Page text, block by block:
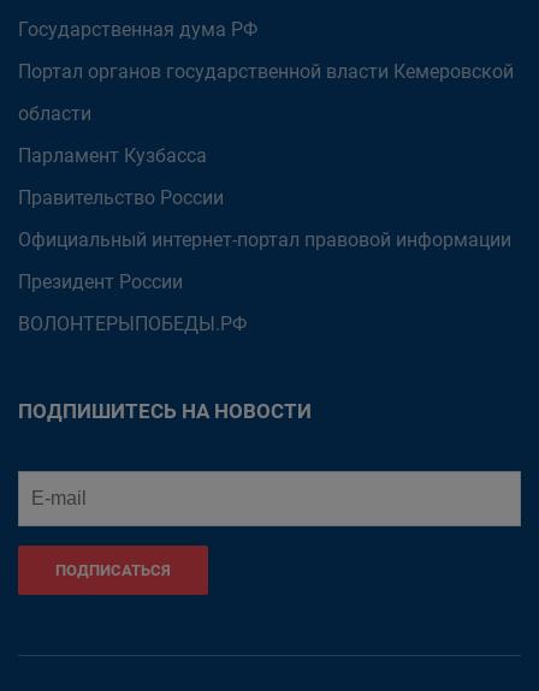
Государственная дума РФ
Портал органов государственной власти Кемеровской
области
Парламент Кузбасса
Правительство России
Официальный интернет-портал правовой информации
Президент России
ВОЛОНТЕРЫПОБЕДЫ.РФ
ПОДПИШИТЕСЬ НА НОВОСТИ
ПОДПИСАТЬСЯ